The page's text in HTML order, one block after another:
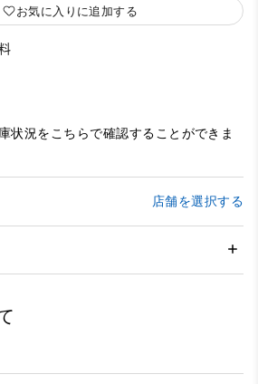
お気に入りに追加する
状況をこちらで確認することができま
店舗を選択する